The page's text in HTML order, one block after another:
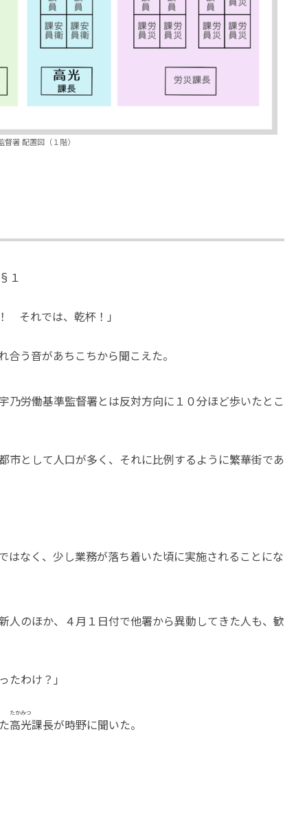
署 配置図（１階）
§１
それでは、乾杯！」
う音があちこちから聞こえた。
乃労働基準監督署とは反対方向に１０分ほど歩いたとこ
として人口が多く、それに比例するように繁華街であ
なく、少し業務が落ち着いた頃に実施されることにな
人のほか、４月１日付で他署から異動してきた人も、歓
たわけ？」
高光
たかみつ
課長が時野に聞いた。